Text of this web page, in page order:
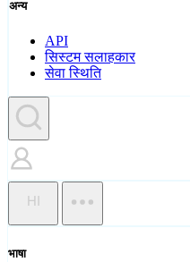
अन्य
API
सिस्टम सलाहकार
सेवा स्थिति
HI
भाषा